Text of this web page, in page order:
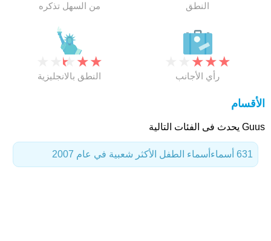
من السهل تذكره النطق
★
★
★
النطق بالانجليزية
★
★
★
رأي الأجانب
الأقسام
Guus يحدث فى الفئات التالية
أسماء الطفل الأكثر شعبية في عام 2007 631 أسماء